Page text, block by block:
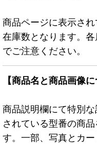
商品ページに表示さ
在庫数となります。
でご注意ください。
【商品名と商品画像に
商品説明欄にて特別
されている型番の商
す。一部、写真とカ